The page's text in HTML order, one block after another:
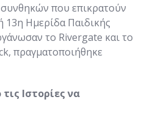
που επικρατούν
13η Ημερίδα Παιδικής
το Rivergate και το
πραγματοποιήθηκε
Ιστορίες να